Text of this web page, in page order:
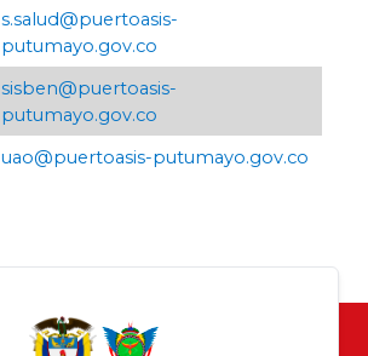
s.salud@puertoasis-
putumayo.gov.co
sisben@puertoasis-
putumayo.gov.co
​uao@puertoasis-putumayo.gov.co